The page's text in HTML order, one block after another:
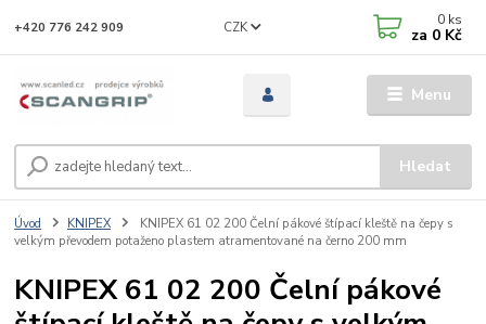
Menu
CZK
Hledat
+420 776 242 909 0 ks
za 0 Kč
Úvod KNIPEX
KNIPEX 61 02 200 Čelní pákové štípací kleště na čepy s
velkým převodem potaženo plastem atramentované na černo 200 mm
KNIPEX 61 02 200 Čelní pákové